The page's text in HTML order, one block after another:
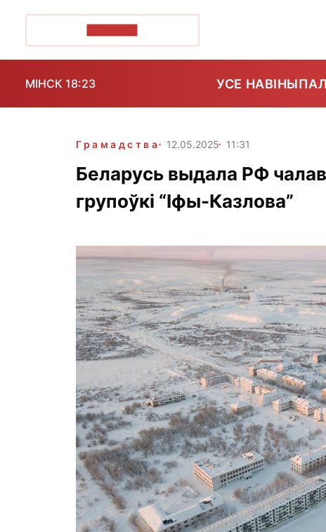
МІНСК 18:23 УСЕ НАВІНЫ
Грамадства 12.05.2025 11:31
Беларусь выдала РФ
групоўкі “Іфы-Казлова”